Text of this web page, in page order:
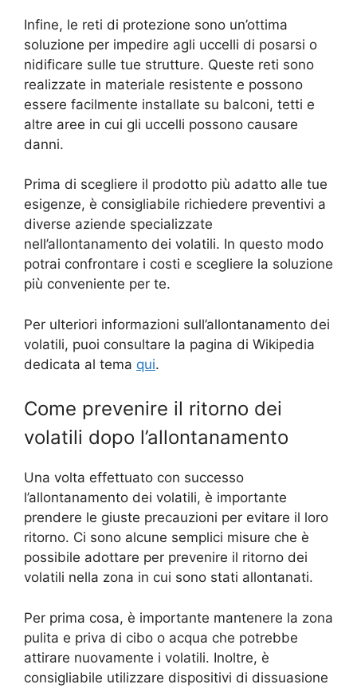
Infine, le reti di protezione sono un’ottima
soluzione per impedire agli uccelli di posarsi o
nidificare sulle tue strutture. Queste reti sono
realizzate in materiale resistente e possono
essere facilmente installate su balconi, tetti e
altre aree in cui gli uccelli possono causare
danni.
Prima di scegliere il prodotto più adatto alle tue
esigenze, è consigliabile richiedere preventivi a
diverse aziende specializzate
nell’allontanamento dei volatili. In questo modo
potrai confrontare i costi e scegliere la soluzione
più conveniente per te.
Per ulteriori informazioni sull’allontanamento dei
volatili, puoi consultare la pagina di Wikipedia
dedicata al tema qui.
Come prevenire il ritorno dei
volatili dopo l’allontanamento
Una volta effettuato con successo
l’allontanamento dei volatili, è importante
prendere le giuste precauzioni per evitare il loro
ritorno. Ci sono alcune semplici misure che è
possibile adottare per prevenire il ritorno dei
volatili nella zona in cui sono stati allontanati.
Per prima cosa, è importante mantenere la zona
pulita e priva di cibo o acqua che potrebbe
attirare nuovamente i volatili. Inoltre, è
consigliabile utilizzare dispositivi di dissuasione